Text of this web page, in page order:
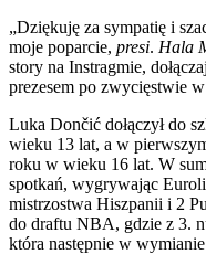
„Dziękuję za sympatię i
moje poparcie, presi. Hala
story na Instragmie,
prezesem po zwycięstwie
Luka Dončić dołączył do
wieku 13 lat, a w
roku w wieku 16 lat. W
spotkań, wygrywając
mistrzostwa Hiszpanii i 2
do draftu NBA, gdzie z 3.
która następnie w